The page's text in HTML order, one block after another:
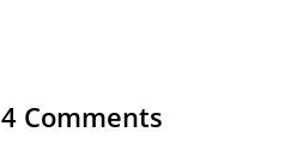
4 Comments